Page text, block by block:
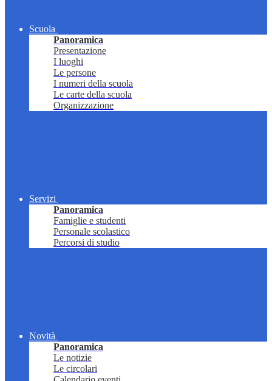
Scuola
Panoramica
Presentazione
I luoghi
Le persone
I numeri della scuola
Le carte della scuola
Organizzazione
Servizi
Panoramica
Famiglie e studenti
Personale scolastico
Percorsi di studio
Novità
Panoramica
Le notizie
Le circolari